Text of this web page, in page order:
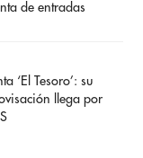
de entradas
‘El Tesoro’: su
llega por